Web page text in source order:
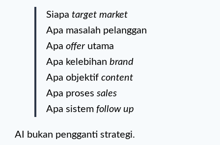
Siapa target market
Apa masalah pelanggan
Apa offer utama
Apa kelebihan brand
Apa objektif content
Apa proses sales
Apa sistem follow up
AI bukan pengganti strategi.